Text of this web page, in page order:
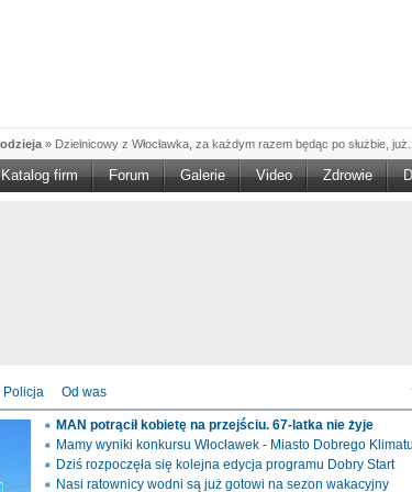
» Dzielnicowy z Włocławka, za każdym razem będąc po służbie, już...
w NGO'»Ruszył nabór w konkursie „Wsparcie Organizacji Wolontariatu w
» Od czerwca rozpoczął się nowy okres świadczeniowy 800 plus,
» Policjanci ruchu drogowego przeprowadzili na drogach Włocławka i
Katalog firm Forum Galerie Video Zdrowie
Policja Od was
MAN potrącił kobietę na przejściu. 67-latka nie żyje
Mamy wyniki konkursu Włocławek - Miasto Dobrego Klimatu
Dziś rozpoczęła się kolejna edycja programu Dobry Start
Nasi ratownicy wodni są już gotowi na sezon wakacyjny